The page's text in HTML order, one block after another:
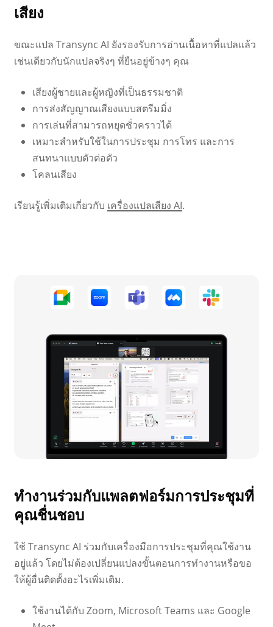
เสียง
ขณะแปล Transync AI ยังรองรับการอ่านเนื้อหาที่แปลแล้ว
เช่นเดียวกับนักแปลจริงๆ ที่ยืนอยู่ข้างๆ คุณ
เสียงผู้ชายและผู้หญิงที่เป็นธรรมชาติ
การส่งสัญญาณเสียงแบบสตรีมมิ่ง
การเล่นที่สามารถหยุดชั่วคราวได้
เหมาะสำหรับใช้ในการประชุม การโทร และการ
สนทนาแบบตัวต่อตัว
โคลนเสียง
เรียนรู้เพิ่มเติมเกี่ยวกับ เครื่องแปลเสียง AI.
ทำงานร่วมกับแพลตฟอร์มการประชุมที่
คุณชื่นชอบ
ใช้ Transync AI ร่วมกับเครื่องมือการประชุมที่คุณใช้งาน
อยู่แล้ว โดยไม่ต้องเปลี่ยนแปลงขั้นตอนการทำงานหรือขอ
ให้ผู้อื่นติดตั้งอะไรเพิ่มเติม.
ใช้งานได้กับ Zoom, Microsoft Teams และ Google